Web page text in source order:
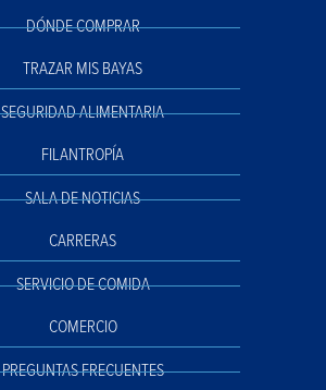
DÓNDE COMPRAR
TRAZAR MIS BAYAS
SEGURIDAD ALIMENTARIA
FILANTROPÍA
SALA DE NOTICIAS
CARRERAS
SERVICIO DE COMIDA
COMERCIO
PREGUNTAS FRECUENTES